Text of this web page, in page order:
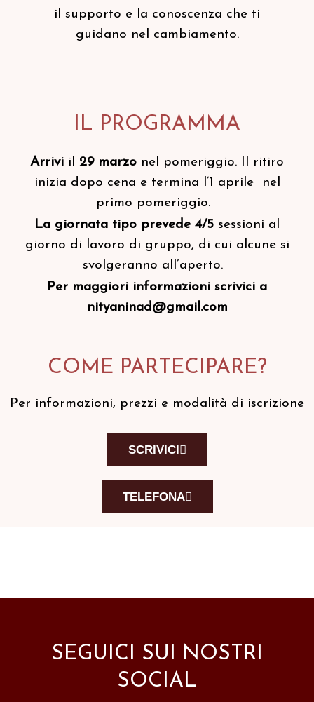
il supporto e la conoscenza che ti
guidano nel cambiamento.
IL PROGRAMMA
Arrivi il 29 marzo nel pomeriggio. Il ritiro
inizia dopo cena e termina l’1 aprile nel
primo pomeriggio.
La giornata tipo prevede 4/5 sessioni al
giorno di lavoro di gruppo, di cui alcune si
svolgeranno all’aperto.
Per maggiori informazioni scrivici a
nityaninad@gmail.com
COME PARTECIPARE?
Per informazioni, prezzi e modalità di iscrizione
SCRIVICI
TELEFONA
SEGUICI SUI NOSTRI
SOCIAL